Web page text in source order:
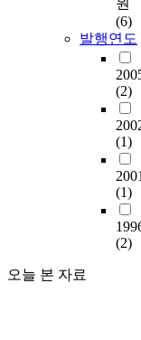
원
(6)
발행연도
(2)
(1)
(1)
(2)
오늘 본 자료